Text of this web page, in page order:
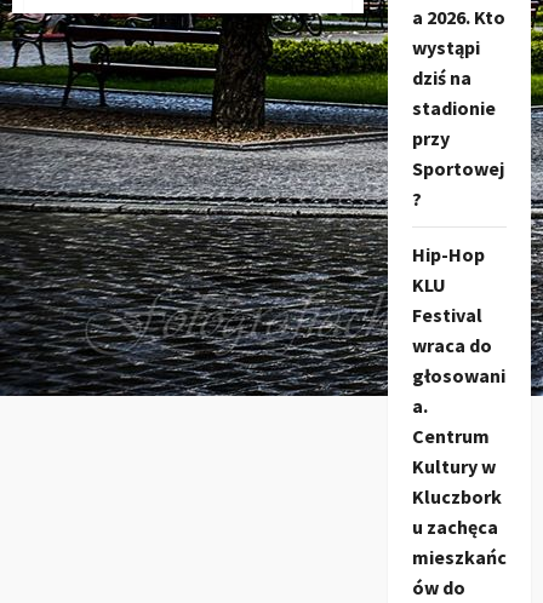
Msze
Święte
Wielkanocne
w
Kluczborku
–
Oglądaj
w
internecie
a 2026. Kto
wystąpi
dziś na
stadionie
przy
Sportowej
?
Hip-Hop
KLU
Festival
wraca do
głosowani
a.
Centrum
Kultury w
Kluczbork
u zachęca
mieszkańc
ów do